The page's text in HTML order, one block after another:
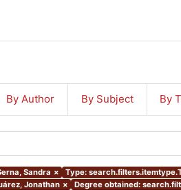
By Author By Subject By
Sandra × Type:
Jonathan × Degree obtained: